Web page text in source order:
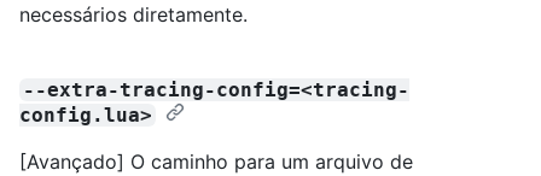
necessários diretamente.
--extra-tracing-config=<tracing-
config.lua>
[Avançado] O caminho para um arquivo de